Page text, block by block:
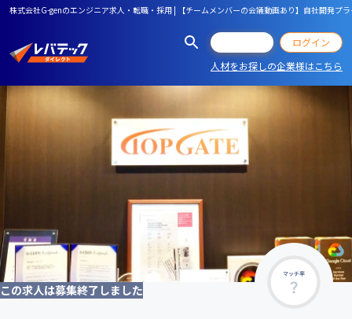
株式会社G-genのエンジニア求人・転職・採用 | 【チームメンバーの会議動画あり】自社開発
ログイン
人材をお探しの企業様はこちら
マッチ率
この求人は募集終了しました